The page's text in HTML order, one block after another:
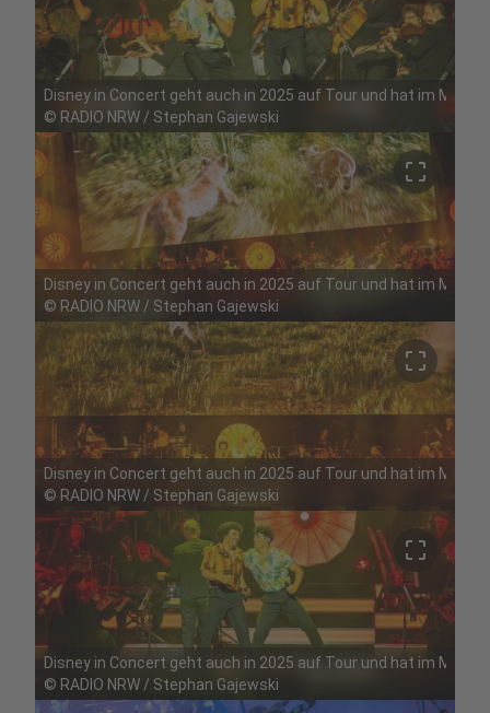
Disney in Concert geht auch in 2025 auf Tour und hat im Mai
© RADIO NRW / Stephan Gajewski
crop_free
Disney in Concert geht auch in 2025 auf Tour und hat im Mai
© RADIO NRW / Stephan Gajewski
crop_free
Disney in Concert geht auch in 2025 auf Tour und hat im Mai
© RADIO NRW / Stephan Gajewski
crop_free
Disney in Concert geht auch in 2025 auf Tour und hat im Mai
© RADIO NRW / Stephan Gajewski